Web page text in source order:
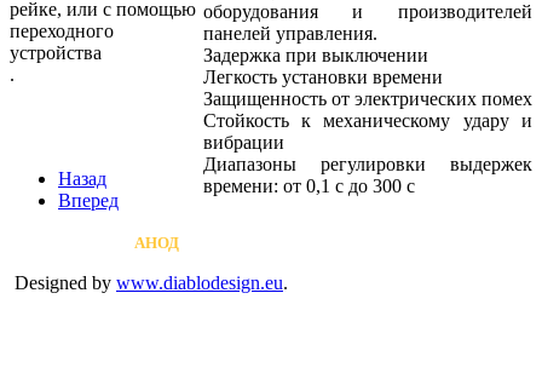
оборудования и производителей
панелей управления.
Задержка при выключении
Легкость установки времени
Защищенность от электрических помех
Стойкость к механическому удару и
вибрации
Диапазоны регулировки выдержек
времени: от 0,1 с до 300 с
рейке, или с помощью
переходного
устройства
.
Назад
Вперед
АНОД
Designed by www.diablodesign.eu.